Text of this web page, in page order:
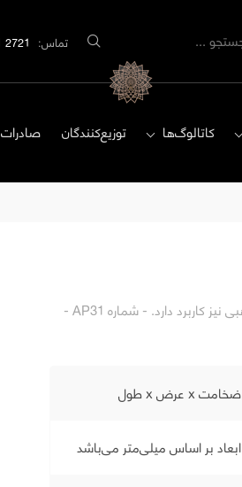
تماس: 2721 21 98+
کاتالوگ‌ها توزیع‌کنندگان صادرات
آجر نسوز شاموتی، مخصوص نماهای داخلی و خارجی ساختمان است و در اماکن مذهبی نیز کاربرد دارد. - شماره AP31 -
ضخامت x عرض x طول
ابعاد بر اساس میلی‌متر می‌باشد